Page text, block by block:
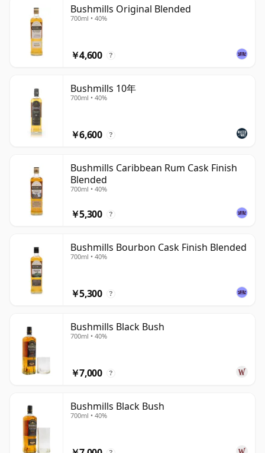
Bushmills Original Blended
700ml • 40%
￥4,600 ?
Bushmills 10年
700ml • 40%
￥6,600 ?
Bushmills Caribbean Rum Cask Finish
Blended
700ml • 40%
￥5,300 ?
Bushmills Bourbon Cask Finish Blended
700ml • 40%
￥5,300 ?
Bushmills Black Bush
700ml • 40%
￥7,000 ?
Bushmills Black Bush
700ml • 40%